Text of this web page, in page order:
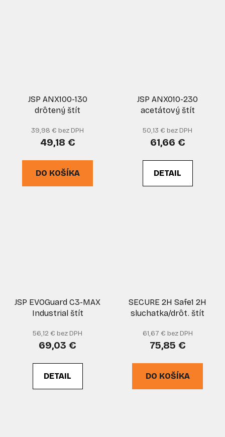
JSP ANX100-130
drôtený štít
39,98 € bez DPH
49,18 €
DO KOŠÍKA
JSP ANX010-230
acetátový štít
50,13 € bez DPH
61,66 €
DETAIL
JSP EVOGuard C3-MAX
Industrial štít
56,12 € bez DPH
69,03 €
DETAIL
SECURE 2H Safe1 2H
sluchatka/drôt. štít
61,67 € bez DPH
75,85 €
DO KOŠÍKA